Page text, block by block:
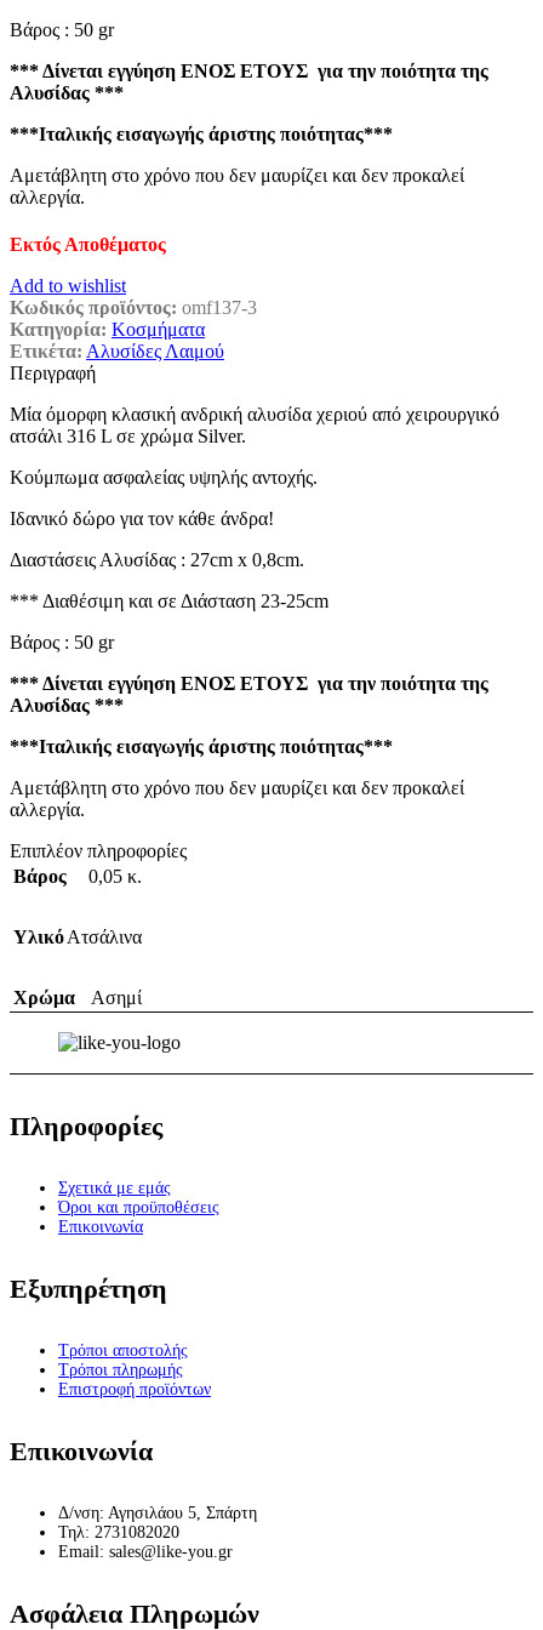
Βάρος : 50 gr
*** Δίνεται εγγύηση ΕΝΟΣ ΕΤΟΥΣ για την ποιότητα της
Αλυσίδας ***
***Ιταλικής εισαγωγής άριστης ποιότητας***
Αμετάβλητη στο χρόνο που δεν μαυρίζει και δεν προκαλεί
αλλεργία.
Εκτός Αποθέματος
Add to wishlist
Κωδικός προϊόντος: omf137-3
Κατηγορία: Κοσμήματα
Ετικέτα: Αλυσίδες Λαιμού
Περιγραφή
Μία όμορφη κλασική ανδρική αλυσίδα χεριού από χειρουργικό
ατσάλι 316 L σε χρώμα Silver.
Κούμπωμα ασφαλείας υψηλής αντοχής.
Ιδανικό δώρο για τον κάθε άνδρα!
Διαστάσεις Αλυσίδας : 27cm x 0,8cm.
*** Διαθέσιμη και σε Διάσταση 23-25cm
Βάρος : 50 gr
*** Δίνεται εγγύηση ΕΝΟΣ ΕΤΟΥΣ για την ποιότητα της
Αλυσίδας ***
***Ιταλικής εισαγωγής άριστης ποιότητας***
Αμετάβλητη στο χρόνο που δεν μαυρίζει και δεν προκαλεί
αλλεργία.
Επιπλέον πληροφορίες
Βάρος
0,05 κ.
ΥλικόΑτσάλινα
Χρώμα Ασημί
Πληροφορίες
Σχετικά με εμάς
Όροι και προϋποθέσεις
Επικοινωνία
Εξυπηρέτηση
Τρόποι αποστολής
Τρόποι πληρωμής
Επιστροφή προϊόντων
Επικοινωνία
Δ/νση: Αγησιλάου 5, Σπάρτη
Τηλ: 2731082020
Email: sales@like-you.gr
Ασφάλεια Πληρωμών